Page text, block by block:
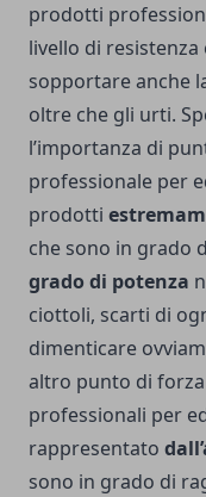
prodotti
livello di
sopportare anche
oltre che gli urti.
l’importanza di
professionale per
prodotti
che sono in grado
grado di potenza
ciottoli, scarti di
dimenticare
altro punto di
professionali per
rappresentato
sono in grado di